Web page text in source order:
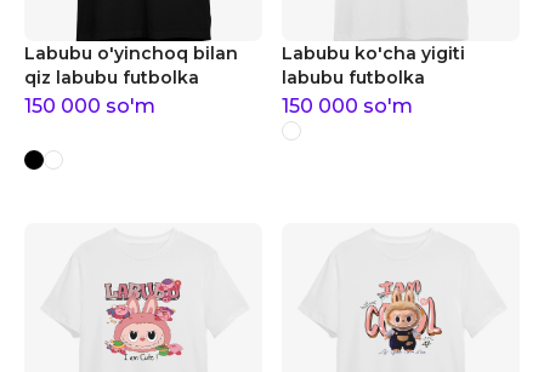
Labubu o'yinchoq bilan
qiz labubu futbolka
150 000 so'm
Labubu ko'cha yigiti
labubu futbolka
150 000 so'm